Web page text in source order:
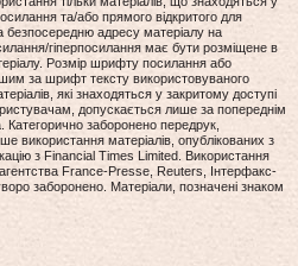
та/або прямого відкритого для
безпосередню адресу матеріалу на
гіперпосилання має бути розміщене в
Розмір шрифту посилання або
за шрифт тексту використовуваного
які знаходяться у закритому доступі
допускається лише за попереднім
заборонено передрук,
використання матеріалів, опублікованих з
з Financial Times Limited. Використання
агентства France-Presse, Reuters, Інтерфакс-
заборонено. Матеріали, позначені знаком